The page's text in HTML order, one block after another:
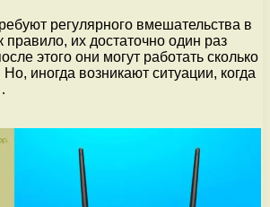
регулярного вмешательства в
правило, их достаточно один раз
этого они могут работать сколько
Но, иногда возникают ситуации, когда